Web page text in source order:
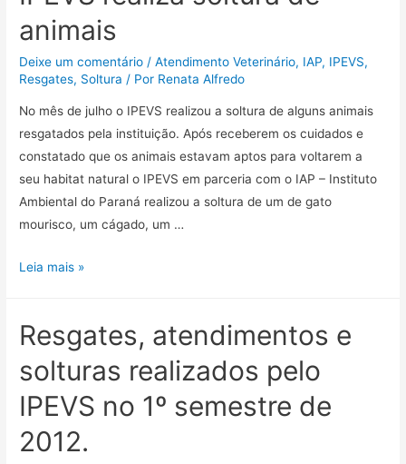
animais
Deixe um comentário /Atendimento Veterinário, IAP, IPEVS,
Resgates, Soltura / Por Renata Alfredo
No mês de julho o IPEVS realizou a soltura de alguns animais
resgatados pela instituição. Após receberem os cuidados e
constatado que os animais estavam aptos para voltarem a
seu habitat natural o IPEVS em parceria com o IAP – Instituto
Ambiental do Paraná realizou a soltura de um de gato
mourisco, um cágado, um …
Leia mais »
Resgates, atendimentos e
solturas realizados pelo
IPEVS no 1º semestre de
2012.